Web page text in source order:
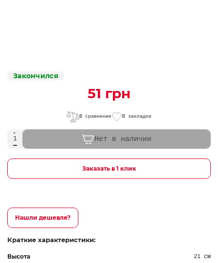
Закончился
51 грн
В сравнение В закладки
Нет в наличии
Заказать в 1 клик
Нашли дешевле?
Краткие характеристики:
Высота 21 см